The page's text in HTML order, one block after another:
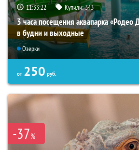
11:33:21 Купили:343
3 часа посещения аквапарка «Родео
в будни и выходные
Озерки
от 250 руб.
-37%